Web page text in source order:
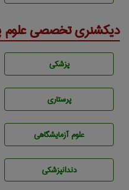
دیکشنری تخصصی علوم
پزشكی
پرستاری
علوم آزمايشگاهی
دندانپزشكی